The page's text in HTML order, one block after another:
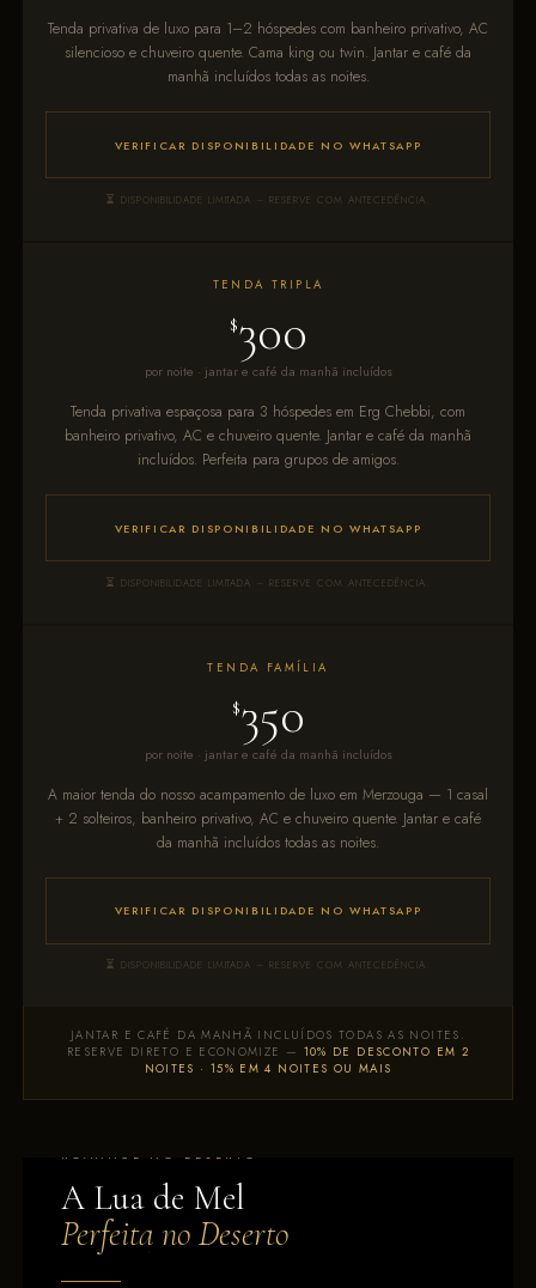
Tenda privativa de luxo para 1–2 hóspedes com banheiro privativo, AC
silencioso e chuveiro quente. Cama king ou twin. Jantar e café da
manhã incluídos todas as noites.
VERIFICAR DISPONIBILIDADE NO WHATSAPP
DISPONIBILIDADE LIMITADA – RESERVE COM ANTECEDÊNCIA.
TENDA TRIPLA
$300
por noite · jantar e café da manhã incluídos
Tenda privativa espaçosa para 3 hóspedes em Erg Chebbi, com
banheiro privativo, AC e chuveiro quente. Jantar e café da manhã
incluídos. Perfeita para grupos de amigos.
VERIFICAR DISPONIBILIDADE NO WHATSAPP
DISPONIBILIDADE LIMITADA – RESERVE COM ANTECEDÊNCIA.
TENDA FAMÍLIA
$350
por noite · jantar e café da manhã incluídos
A maior tenda do nosso acampamento de luxo em Merzouga — 1 casal
+ 2 solteiros, banheiro privativo, AC e chuveiro quente. Jantar e café
da manhã incluídos todas as noites.
VERIFICAR DISPONIBILIDADE NO WHATSAPP
DISPONIBILIDADE LIMITADA – RESERVE COM ANTECEDÊNCIA.
JANTAR E CAFÉ DA MANHÃ INCLUÍDOS TODAS AS NOITES.
RESERVE DIRETO E ECONOMIZE — 10% DE DESCONTO EM 2
NOITES · 15% EM 4 NOITES OU MAIS
ROMANCE NO DESERTO
A Lua de Mel
Perfeita no Deserto